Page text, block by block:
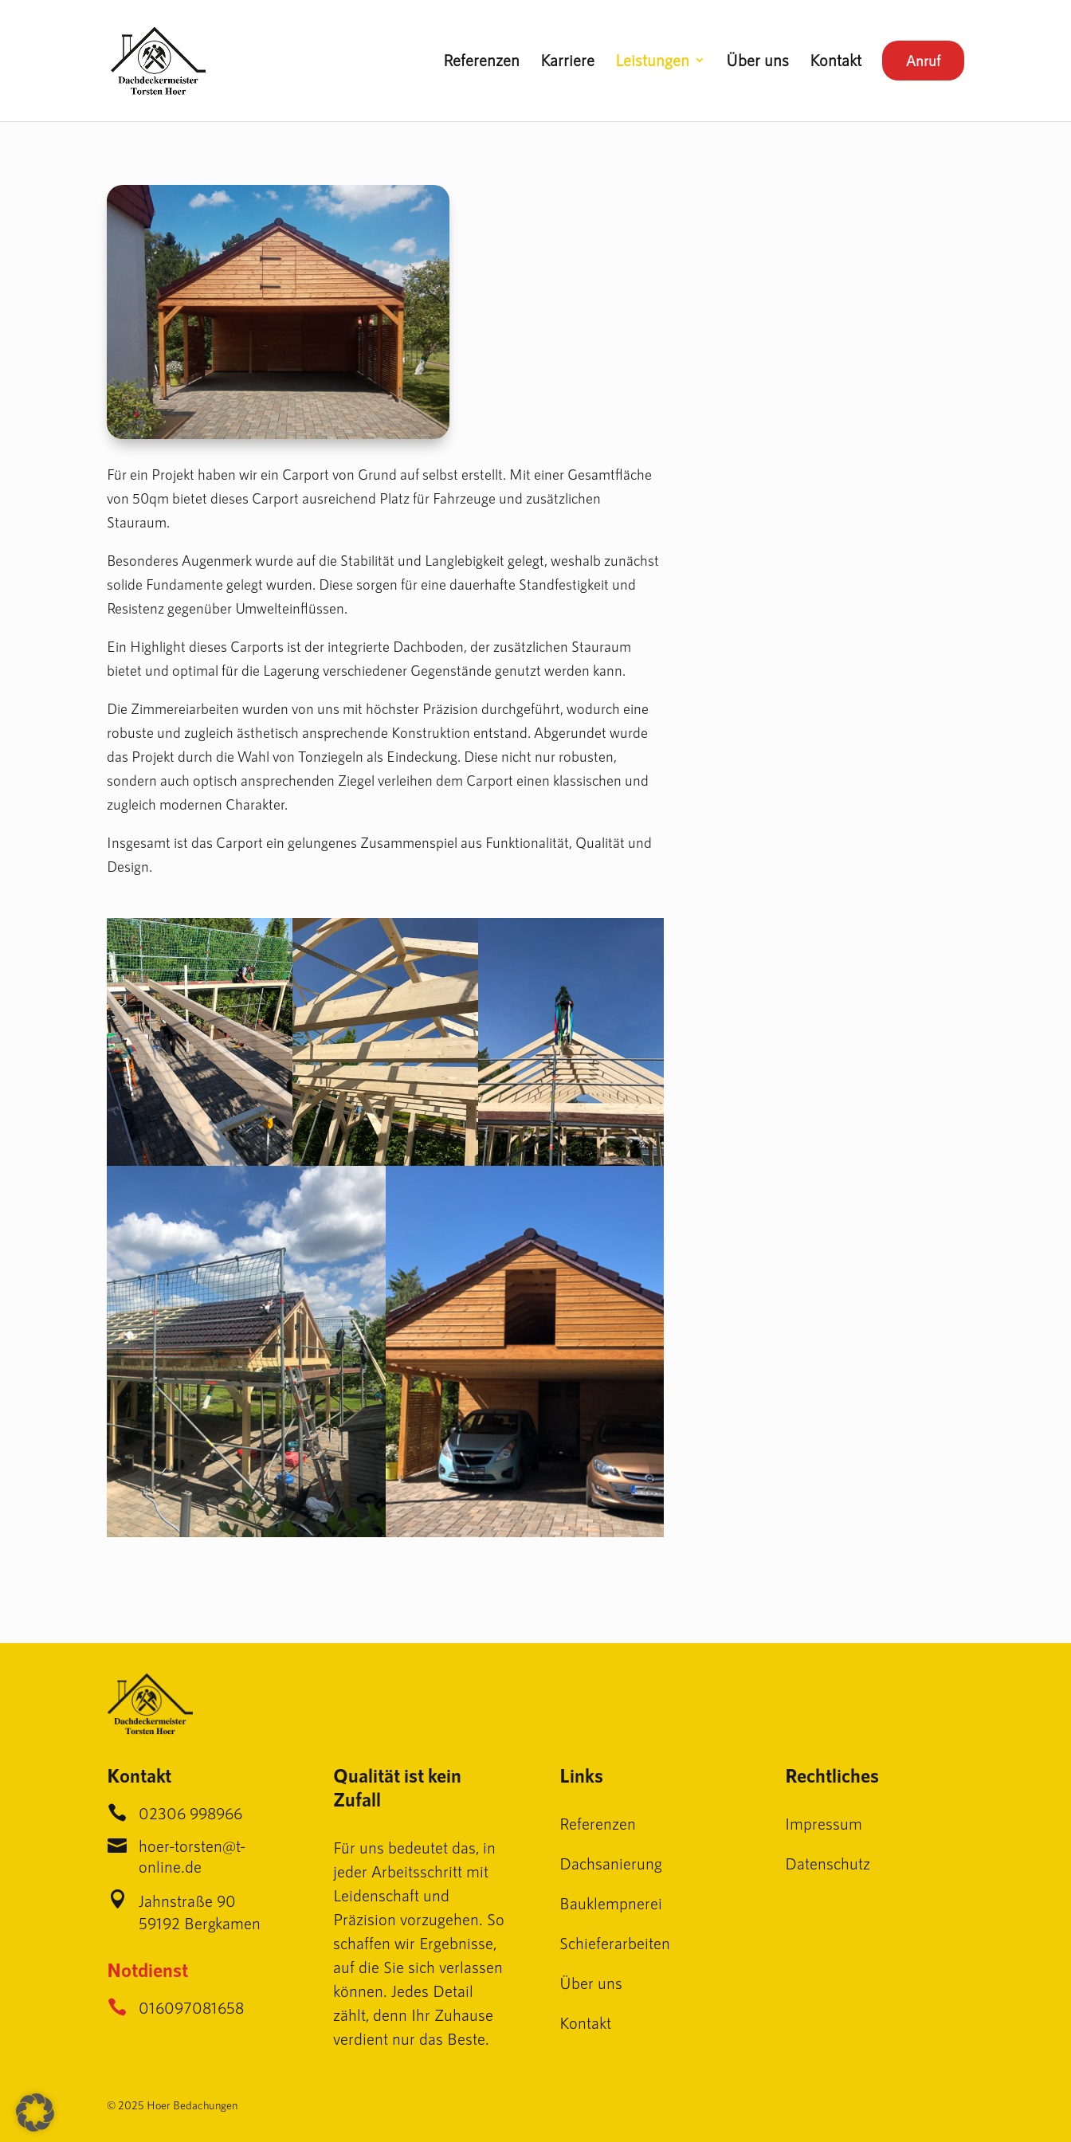
Referenzen Karriere Leistungen Über uns Kontakt Anruf
Für ein Projekt haben wir ein Carport von Grund auf selbst erstellt. Mit einer Gesamtfläche
von 50qm bietet dieses Carport ausreichend Platz für Fahrzeuge und zusätzlichen
Stauraum.
Besonderes Augenmerk wurde auf die Stabilität und Langlebigkeit gelegt, weshalb zunächst
solide Fundamente gelegt wurden. Diese sorgen für eine dauerhafte Standfestigkeit und
Resistenz gegenüber Umwelteinflüssen.
Ein Highlight dieses Carports ist der integrierte Dachboden, der zusätzlichen Stauraum
bietet und optimal für die Lagerung verschiedener Gegenstände genutzt werden kann.
Die Zimmereiarbeiten wurden von uns mit höchster Präzision durchgeführt, wodurch eine
robuste und zugleich ästhetisch ansprechende Konstruktion entstand. Abgerundet wurde
das Projekt durch die Wahl von Tonziegeln als Eindeckung. Diese nicht nur robusten,
sondern auch optisch ansprechenden Ziegel verleihen dem Carport einen klassischen und
zugleich modernen Charakter.
Insgesamt ist das Carport ein gelungenes Zusammenspiel aus Funktionalität, Qualität und
Design.
Kontakt
 02306 998966

hoer-torsten@t-
online.de

Jahnstraße 90
59192 Bergkamen
Notdienst
 016097081658
Qualität ist kein
Zufall
Für uns bedeutet das, in
jeder Arbeitsschritt mit
Leidenschaft und
Präzision vorzugehen. So
schaffen wir Ergebnisse,
auf die Sie sich verlassen
können. Jedes Detail
zählt, denn Ihr Zuhause
verdient nur das Beste.
Links
Referenzen
Dachsanierung
Bauklempnerei
Schieferarbeiten
Über uns
Kontakt
Rechtliches
Impressum
Datenschutz
© 2025 Hoer Bedachungen